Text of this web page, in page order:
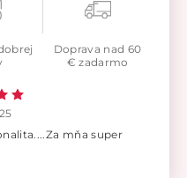
Doprava nad 60
€ zadarmo
mňa super